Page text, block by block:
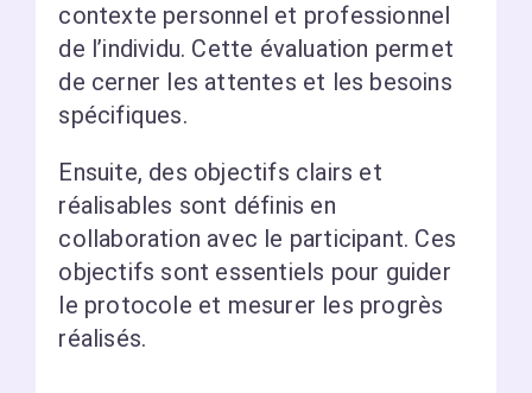
contexte personnel et professionnel
de l’individu. Cette évaluation permet
de cerner les attentes et les besoins
spécifiques.
Ensuite, des objectifs clairs et
réalisables sont définis en
collaboration avec le participant. Ces
objectifs sont essentiels pour guider
le protocole et mesurer les progrès
réalisés.